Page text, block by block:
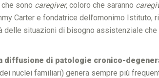
sono caregiver, coloro che saranno
Carter e fondatrice dell’omonimo Istituto,
situazioni di bisogno assistenziale
diffusione di patologie cronico-
nuclei familiari) genera sempre più